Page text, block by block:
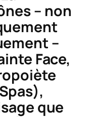
– non
–
Face,
),
que